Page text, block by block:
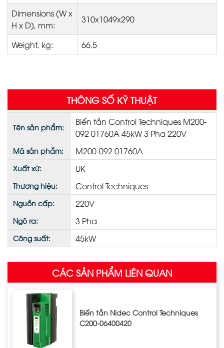
Dimensions (W x
H x D), mm:
310x1049x290
Weight, kg: 66,5
THÔNG SỐ KỸ THUẬT
Tên sản phẩm:
Biến tần Control Techniques M200-
092 01760A 45kW 3 Pha 220V
Mã sản phẩm: M200-092 01760A
Xuất xứ: UK
Thương hiệu: Control Techniques
Nguồn cấp: 220V
Ngõ ra: 3 Pha
Công suất: 45kW
CÁC SẢN PHẨM LIÊN QUAN
Biến tần Nidec Control Techniques
C200-06400420